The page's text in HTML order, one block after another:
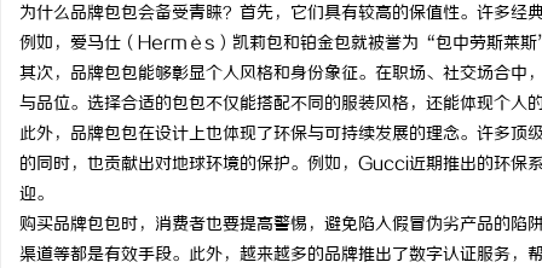
为什么品牌包包会备受青睐？首先，它们具有较高的保值性。许多
例如，爱马仕（Hermès）凯莉包和铂金包就被誉为“包中劳斯莱
其次，品牌包包能够彰显个人风格和身份象征。在职场、社交场合
与品位。选择合适的包包不仅能搭配不同的服装风格，还能体现个人
此外，品牌包包在设计上也体现了环保与可持续发展的理念。许多
的同时，也贡献出对地球环境的保护。例如，Gucci近期推出的环保
迎。
购买品牌包包时，消费者也要提高警惕，避免陷入假冒伪劣产品的
渠道等都是有效手段。此外，越来越多的品牌推出了数字认证服务，